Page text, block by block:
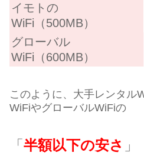
イモトの
WiFi（500MB）
グローバル
WiFi（600MB）
このように、大手レンタル
WiFiやグローバルWiFiの
「 半額以下の安さ 」